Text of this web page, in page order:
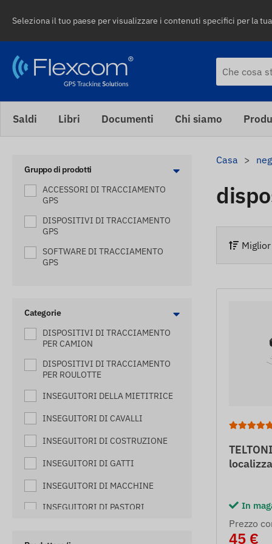
Seleziona il tuo paese per visualizzare i contenuti specifici per la
Saldi Libri Documenti Chi siamo
Gruppo di prodotti
ACCESSORI DI TRACCIAMENTO
GPS
DISPOSITIVI DI TRACCIAMENTO
GPS
SOFTWARE DI TRACCIAMENTO
GPS
Categorie
DISPOSITIVI DI TRACCIAMENTO
PER CAMION
DISPOSITIVI DI TRACCIAMENTO
PER ROULOTTE
INSEGUITORI DELLA MIETITRICE
INSEGUITORI DI CAVALLI
INSEGUITORI DI COSTRUZIONE
INSEGUITORI DI GATTI
INSEGUITORI DI MACCHINE
INSEGUITORI DI PASTORI
Casa
In
Prezzo
45 €